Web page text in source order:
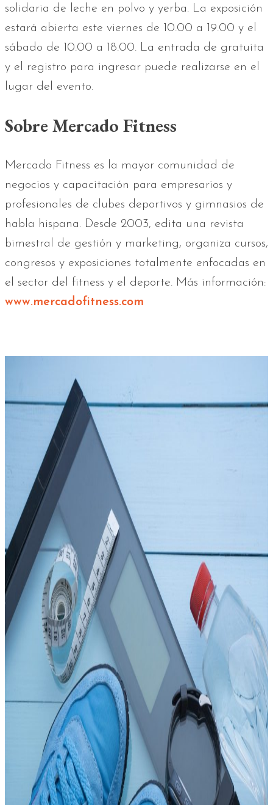
solidaria de leche en polvo y yerba. La exposición
estará abierta este viernes de 10.00 a 19.00 y el
sábado de 10.00 a 18.00. La entrada de gratuita
y el registro para ingresar puede realizarse en el
lugar del evento.
Sobre Mercado Fitness
Mercado Fitness es la mayor comunidad de
negocios y capacitación para empresarios y
profesionales de clubes deportivos y gimnasios de
habla hispana. Desde 2003, edita una revista
bimestral de gestión y marketing, organiza cursos,
congresos y exposiciones totalmente enfocadas en
el sector del fitness y el deporte. Más información:
www.mercadofitness.com